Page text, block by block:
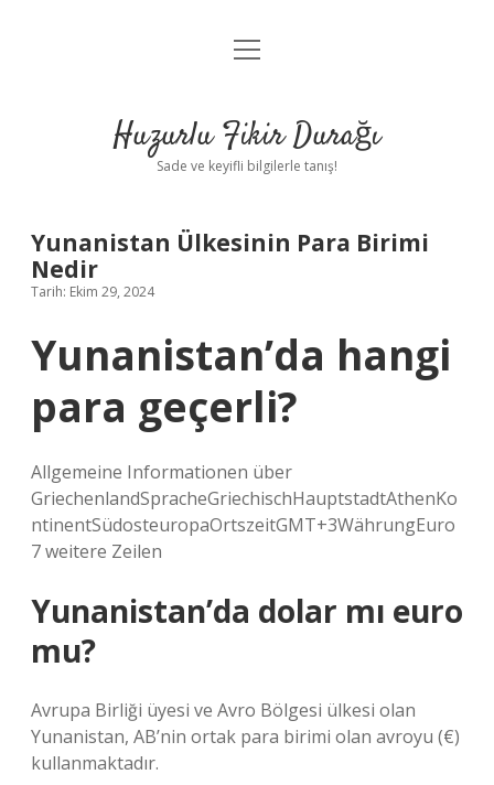
Anasayfa
Yasal Uyarı
menüyü
Huzurlu Fikir Durağı
Sade ve keyifli bilgilerle tanış!
Yunanistan Ülkesinin Para Birimi
Nedir
Tarih: Ekim 29, 2024
Yunanistan’da hangi
para geçerli?
Allgemeine Informationen über
GriechenlandSpracheGriechischHauptstadtAthenKo
ntinentSüdosteuropaOrtszeitGMT+3WährungEuro
7 weitere Zeilen
Yunanistan’da dolar mı euro
mu?
Avrupa Birliği üyesi ve Avro Bölgesi ülkesi olan
Yunanistan, AB’nin ortak para birimi olan avroyu (€)
kullanmaktadır.